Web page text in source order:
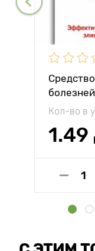
Кол-во в
1.49